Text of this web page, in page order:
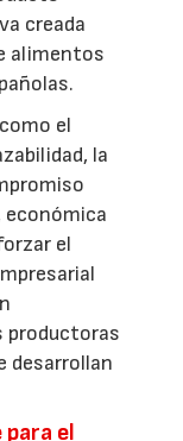
creada
alimentos
el
la
el
productoras
desarrollan
el